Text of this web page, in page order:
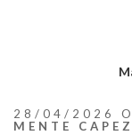
28/04/2026
MENTE